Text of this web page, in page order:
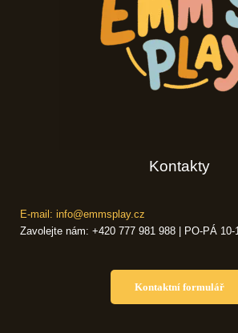
Kontakty
E-mail: info@emmsplay.cz
Zavolejte nám: +420 777 981 988 | PO-PÁ 10-
Kontaktní formulář